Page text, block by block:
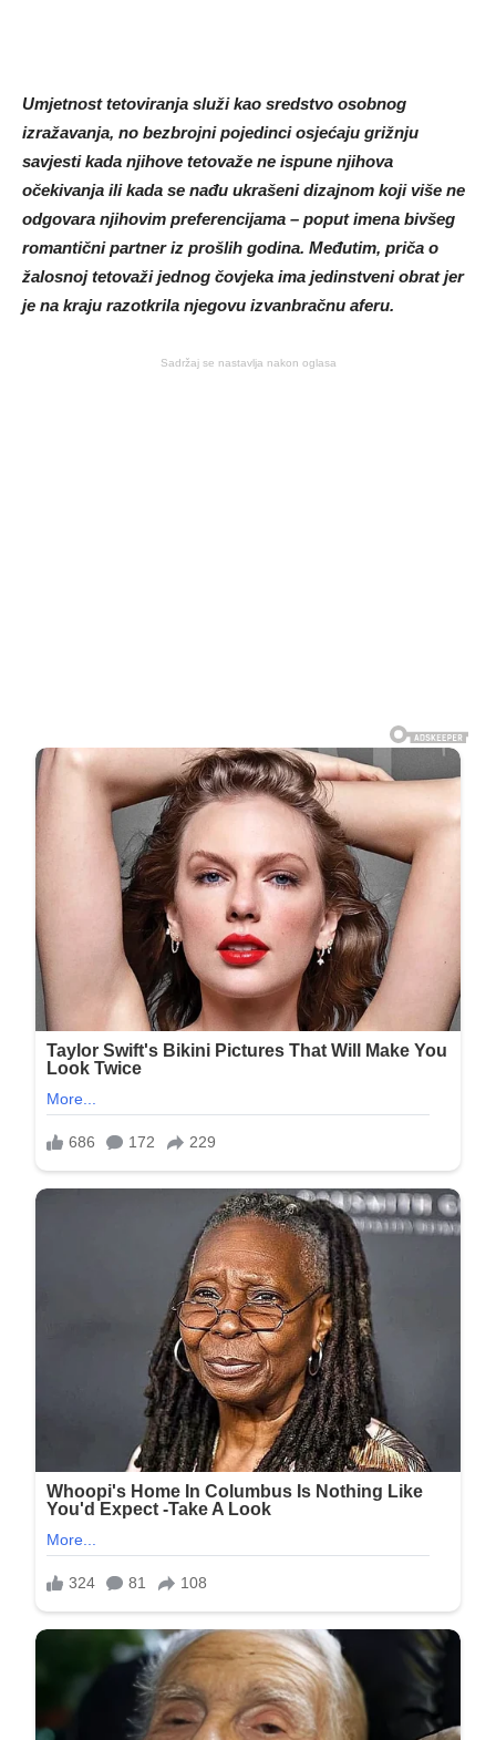
Umjetnost tetoviranja služi kao sredstvo osobnog
izražavanja, no bezbrojni pojedinci osjećaju grižnju
savjesti kada njihove tetovaže ne ispune njihova
očekivanja ili kada se nađu ukrašeni dizajnom koji više ne
odgovara njihovim preferencijama – poput imena bivšeg
romantični partner iz prošlih godina. Međutim, priča o
žalosnoj tetovaži jednog čovjeka ima jedinstveni obrat jer
je na kraju razotkrila njegovu izvanbračnu aferu.
Sadržaj se nastavlja nakon oglasa